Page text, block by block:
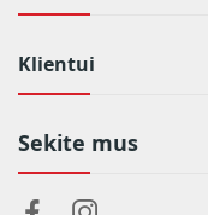
Klientui
Sekite mus